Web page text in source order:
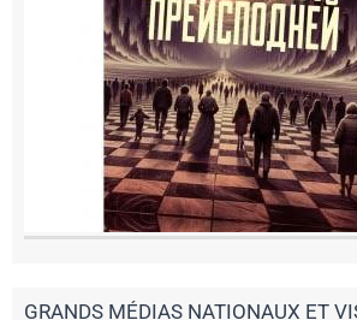
GRANDS MÉDIAS NATIONAUX ET